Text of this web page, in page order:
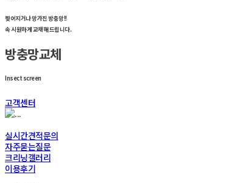
찢어지거나 망가진 방충망!!
속 시원하게 교채해 드립니다.
방충망교체
Insect screen
고객센터
실시간견적문의
자주묻는질문
크리닝갤러리
이용후기